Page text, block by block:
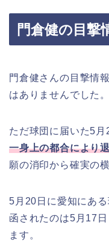
門倉健の目撃
門倉健さんの目撃情
はありませんでした。
ただ球団に届いた5
一身上の都合により
願の消印から確実の
5月20日に愛知にあ
函されたのは5月17
ます。